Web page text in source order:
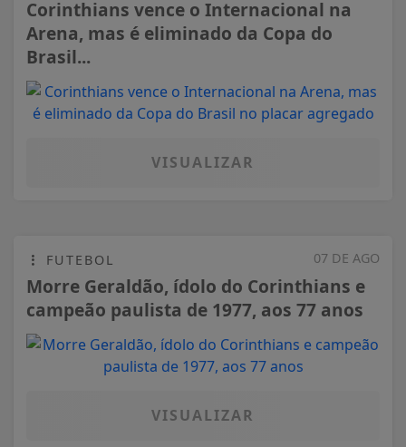
Corinthians vence o Internacional na
Arena, mas é eliminado da Copa do
Brasil...
VISUALIZAR
07 DE AGO
FUTEBOL
Morre Geraldão, ídolo do Corinthians e
campeão paulista de 1977, aos 77 anos
VISUALIZAR